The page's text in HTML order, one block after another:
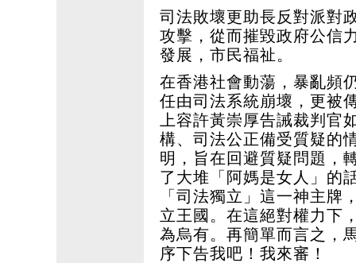
司法敗壞更助長反對派對
攻擊，從而摧毀政府公信
發展，市民福祉。
在香港社會動蕩，暴亂頻
任由司法系統崩壞，更被
上容許黃崇厚告誡裁判官
構、司法公正備受質疑的
明，旨在回避質疑問題，
了大堆「阿媽是女人」的
「司法獨立」這一神主牌
立王國。在這絕對權力下
為烏有。再簡單而言之，
序下告我吧！我來審！